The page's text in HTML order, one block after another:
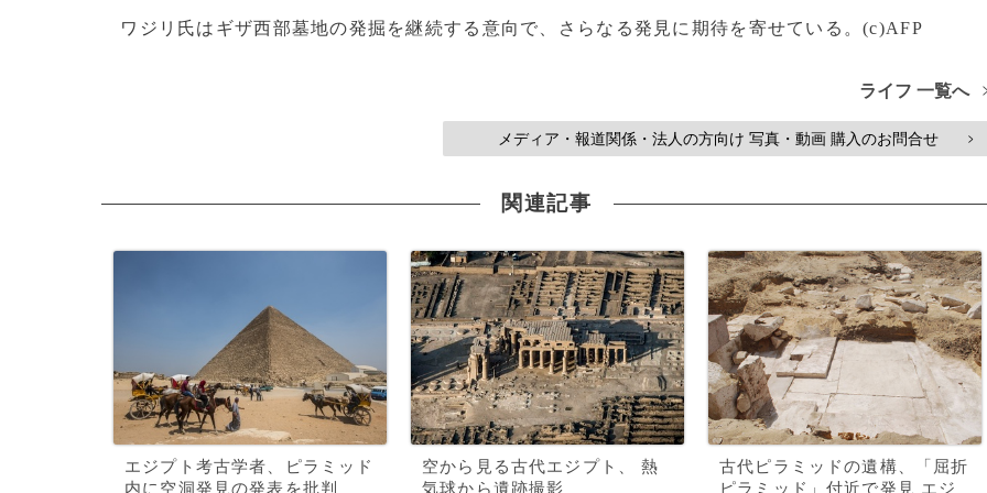
ワジリ氏はギザ西部墓地の発掘を継続する意向で、さらなる発見に期待を寄せている。(c)AFP
ライフ 一覧へ
メディア・報道関係・法人の方向け 写真・動画 購入のお問合せ >
関連記事
エジプト考古学者、ピラミッド
内に空洞発見の発表を批判
空から見る古代エジプト、 熱
気球から遺跡撮影
古代ピラミッドの遺構、「屈折
ピラミッド」付近で発見 エジ